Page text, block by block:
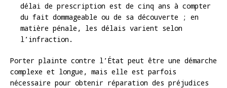
délai de prescription est de cinq ans à compter
du fait dommageable ou de sa découverte ; en
matière pénale, les délais varient selon
l’infraction.
Porter plainte contre l’État peut être une démarche
complexe et longue, mais elle est parfois
nécessaire pour obtenir réparation des préjudices